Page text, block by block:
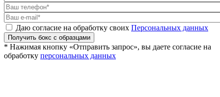
Даю согласие на обработку своих Персональных данных
Получить бокс с образцами
* Нажимая кнопку «Отправить запрос», вы даете согласие на
обработку персональных данных